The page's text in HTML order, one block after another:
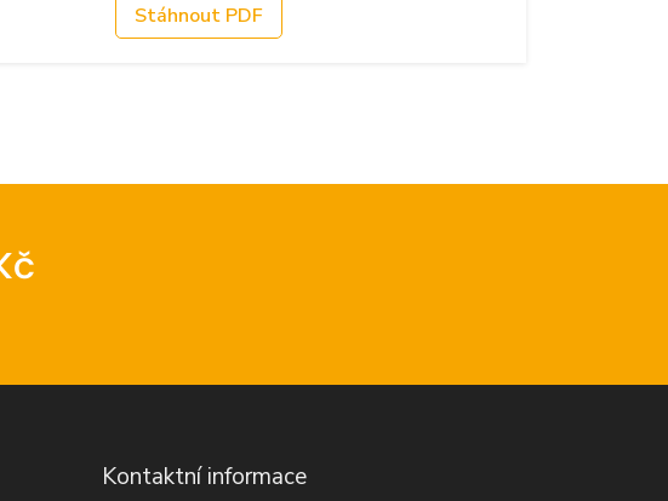
Stáhnout PDF
Kontaktní informace